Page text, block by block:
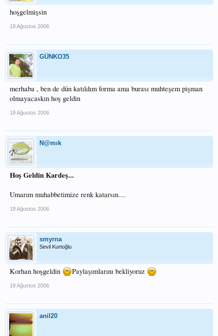
hoşgelmişsin
18 Ağustos 2006
GÜNKO35
merhaba , ben de dün katıldım forma ama burası muhteşem pişman
olmayacaskın hoş geldin
18 Ağustos 2006
N@mık
Hoş Geldin Kardeş...
Umarım muhabbetimize renk katarsın....
18 Ağustos 2006
smyrna
Sevil Kurtoğlu
Korhan hoşgeldin Paylaşımlarını bekliyoruz
18 Ağustos 2006
anil20